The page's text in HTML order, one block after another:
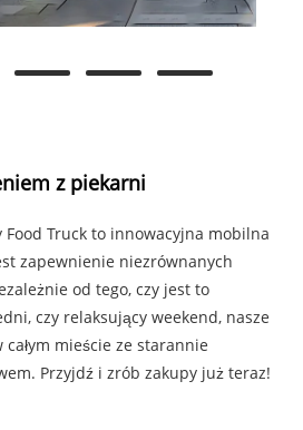
z piekarni
Truck to innowacyjna mobilna
zapewnienie niezrównanych
od tego, czy jest to
czy relaksujący weekend, nasze
mieście ze starannie
Przyjdź i zrób zakupy już teraz!